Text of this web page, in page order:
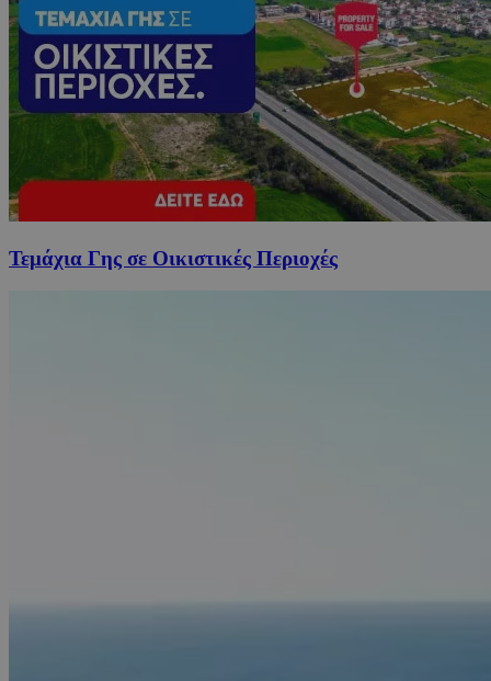
Τεμάχια Γης σε Οικιστικές Περιοχές